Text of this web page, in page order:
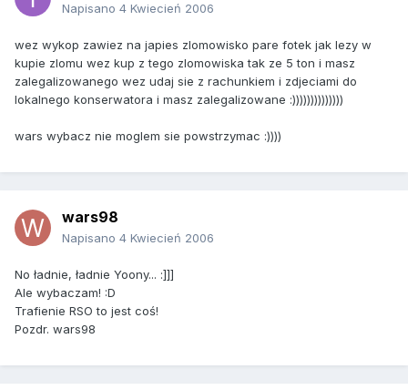
Napisano 4 Kwiecień 2006
wez wykop zawiez na japies zlomowisko pare fotek jak lezy w
kupie zlomu wez kup z tego zlomowiska tak ze 5 ton i masz
zalegalizowanego wez udaj sie z rachunkiem i zdjeciami do
lokalnego konserwatora i masz zalegalizowane :))))))))))))))
wars wybacz nie moglem sie powstrzymac :))))
wars98
Napisano 4 Kwiecień 2006
No ładnie, ładnie Yoony... :]]]
Ale wybaczam! :D
Trafienie RSO to jest coś!
Pozdr. wars98